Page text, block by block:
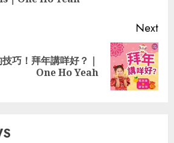
Next
巧！拜年講咩好？｜
One Ho Yeah